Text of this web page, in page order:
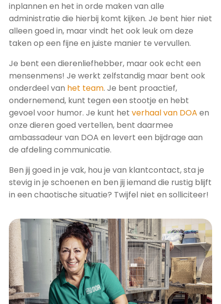
inplannen en het in orde maken van alle
administratie die hierbij komt kijken. Je bent hier niet
alleen goed in, maar vindt het ook leuk om deze
taken op een fijne en juiste manier te vervullen.
Je bent een dierenliefhebber, maar ook echt een
mensenmens! Je werkt zelfstandig maar bent ook
onderdeel van het team. Je bent proactief,
ondernemend, kunt tegen een stootje en hebt
gevoel voor humor. Je kunt het verhaal van DOA en
onze dieren goed vertellen, bent daarmee
ambassadeur van DOA en levert een bijdrage aan
de afdeling communicatie.
Ben jij goed in je vak, hou je van klantcontact, sta je
stevig in je schoenen en ben jij iemand die rustig blijft
in een chaotische situatie? Twijfel niet en solliciteer!